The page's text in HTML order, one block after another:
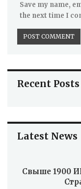
Save my name,
the next time I
Recent Posts
Latest News
Свыше 1900